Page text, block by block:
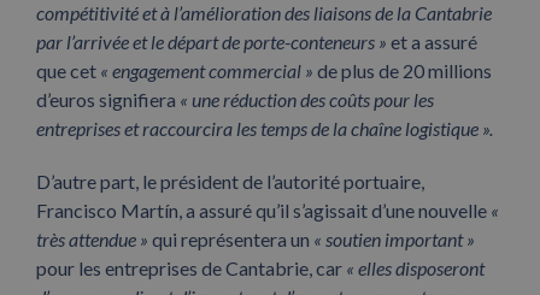
compétitivité et à l’amélioration des liaisons de la Cantabrie
par l’arrivée et le départ de porte-conteneurs » et a assuré
que cet « engagement commercial » de plus de 20 millions
d’euros signifiera « une réduction des coûts pour les
entreprises et raccourcira les temps de la chaîne logistique ».
D’autre part, le président de l’autorité portuaire,
Francisco Martín, a assuré qu’il s’agissait d’une nouvelle «
très attendue » qui représentera un « soutien important »
pour les entreprises de Cantabrie, car « elles disposeront